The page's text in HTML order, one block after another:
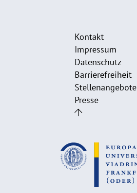
Kontakt
Impressum
Datenschutz
Barrierefreiheit
Stellenangebote
Presse